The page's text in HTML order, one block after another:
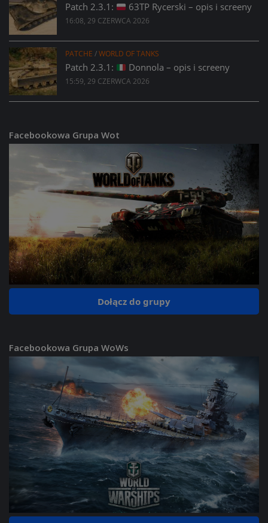
Patch 2.3.1: 63TP Rycerski – opis i screeny
16:08, 29 CZERWCA 2026
PATCHE /WORLD OF TANKS
Patch 2.3.1: Donnola – opis i screeny
15:59, 29 CZERWCA 2026
Facebookowa Grupa Wot
Dołącz do grupy
Facebookowa Grupa WoWs